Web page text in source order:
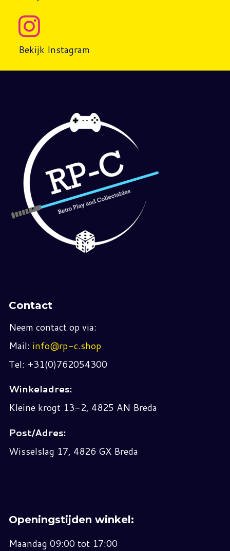
Bekijk Instagram
Contact
Neem contact op via:
Mail: info@rp-c.shop
Tel: +31(0)762054300
Winkeladres:
Kleine krogt 13-2, 4825 AN Breda
Post/Adres:
Wisselslag 17, 4826 GX Breda
Openingstijden winkel:
Maandag 09:00 tot 17:00